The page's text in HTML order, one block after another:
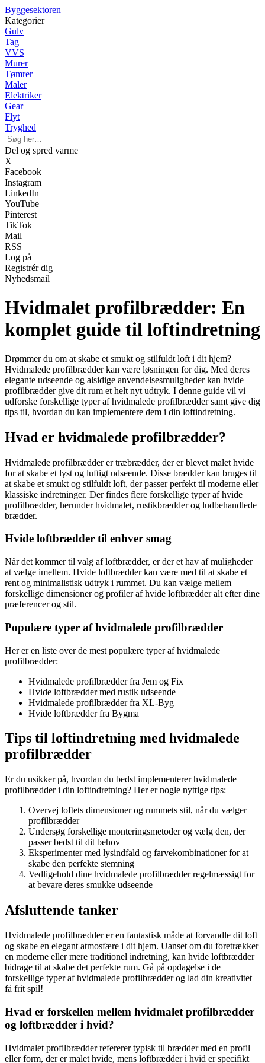
Byggesektoren
Kategorier
Gulv
Tag
VVS
Murer
Tømrer
Maler
Elektriker
Gear
Flyt
Tryghed
Del og spred varme
X
Facebook
Instagram
LinkedIn
YouTube
Pinterest
TikTok
Mail
RSS
Log på
Registrér dig
Nyhedsmail
Hvidmalet profilbrædder: En
komplet guide til loftindretning
Drømmer du om at skabe et smukt og stilfuldt loft i dit hjem?
Hvidmalede profilbrædder kan være løsningen for dig. Med deres
elegante udseende og alsidige anvendelsesmuligheder kan hvide
profilbrædder give dit rum et helt nyt udtryk. I denne guide vil vi
udforske forskellige typer af hvidmalede profilbrædder samt give dig
tips til, hvordan du kan implementere dem i din loftindretning.
Hvad er hvidmalede profilbrædder?
Hvidmalede profilbrædder er træbrædder, der er blevet malet hvide
for at skabe et lyst og luftigt udseende. Disse brædder kan bruges til
at skabe et smukt og stilfuldt loft, der passer perfekt til moderne eller
klassiske indretninger. Der findes flere forskellige typer af hvide
profilbrædder, herunder hvidmalet, rustikbrædder og ludbehandlede
brædder.
Hvide loftbrædder til enhver smag
Når det kommer til valg af loftbrædder, er der et hav af muligheder
at vælge imellem. Hvide loftbrædder kan være med til at skabe et
rent og minimalistisk udtryk i rummet. Du kan vælge mellem
forskellige dimensioner og profiler af hvide loftbrædder alt efter dine
præferencer og stil.
Populære typer af hvidmalede profilbrædder
Her er en liste over de mest populære typer af hvidmalede
profilbrædder:
Hvidmalede profilbrædder fra Jem og Fix
Hvide loftbrædder med rustik udseende
Hvidmalede profilbrædder fra XL-Byg
Hvide loftbrædder fra Bygma
Tips til loftindretning med hvidmalede
profilbrædder
Er du usikker på, hvordan du bedst implementerer hvidmalede
profilbrædder i din loftindretning? Her er nogle nyttige tips:
Overvej loftets dimensioner og rummets stil, når du vælger
profilbrædder
Undersøg forskellige monteringsmetoder og vælg den, der
passer bedst til dit behov
Eksperimenter med lysindfald og farvekombinationer for at
skabe den perfekte stemning
Vedligehold dine hvidmalede profilbrædder regelmæssigt for
at bevare deres smukke udseende
Afsluttende tanker
Hvidmalede profilbrædder er en fantastisk måde at forvandle dit loft
og skabe en elegant atmosfære i dit hjem. Uanset om du foretrækker
en moderne eller mere traditionel indretning, kan hvide loftbrædder
bidrage til at skabe det perfekte rum. Gå på opdagelse i de
forskellige typer af hvidmalede profilbrædder og lad din kreativitet
få frit spil!
Hvad er forskellen mellem hvidmalet profilbrædder
og loftbrædder i hvid?
Hvidmalet profilbrædder refererer typisk til brædder med en profil
eller form, der er malet hvide, mens loftbrædder i hvid er specifikt